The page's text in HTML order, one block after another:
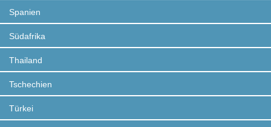
Spanien
Südafrika
Thailand
Tschechien
Türkei